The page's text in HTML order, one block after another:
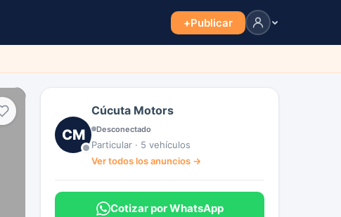
+Publicar
CM
Cúcuta Motors
Desconectado
Particular · 5 vehículos
Ver todos los anuncios →
Cotizar por WhatsApp